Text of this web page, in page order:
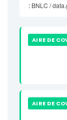
: BNLC /
AIRE DE
AIRE DE